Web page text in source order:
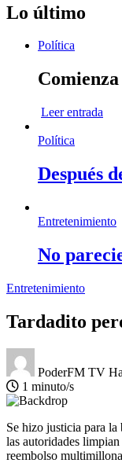
Lo último
Política
Leer entrada
Política
Después
Entretenimiento
No
Entretenimiento
Tardadito
PoderFM TV
1 minuto/s
Se hizo justicia para la
las autoridades
reembolso